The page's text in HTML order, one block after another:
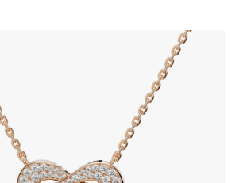
گردنبند جواهر طرح گلدن سوآن
520,750,000 تومان